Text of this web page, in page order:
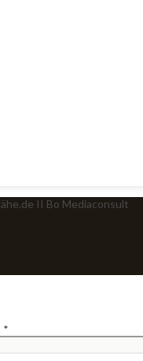
II Bo Mediaconsult
*